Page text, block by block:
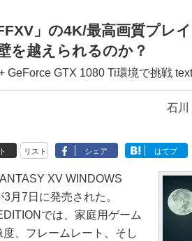
」の4K/最高画質プレ
を越えられるのか？
GeForce GTX 1080 Ti環境で挑戦
石川
リスト シェア はてブ
XV WINDOWS
月7日に発売された。
では、家庭用ゲーム
、フレームレート、そし